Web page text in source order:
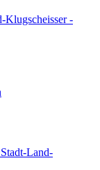
Klugscheisser -
Stadt-Land-